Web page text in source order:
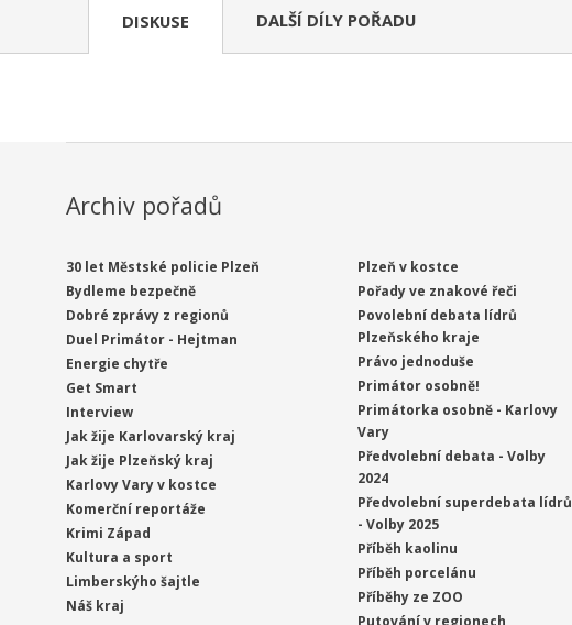
DISKUSE DALŠÍ DÍLY POŘADU
Archiv pořadů
30 let Městské policie Plzeň
Bydleme bezpečně
Dobré zprávy z regionů
Duel Primátor - Hejtman
Energie chytře
Get Smart
Interview
Jak žije Karlovarský kraj
Jak žije Plzeňský kraj
Karlovy Vary v kostce
Komerční reportáže
Krimi Západ
Kultura a sport
Limberskýho šajtle
Náš kraj
Plzeň v kostce
Pořady ve znakové řeči
Povolební debata lídrů
Plzeňského kraje
Právo jednoduše
Primátor osobně!
Primátorka osobně - Karlovy
Vary
Předvolební debata - Volby
2024
Předvolební superdebata lídrů
- Volby 2025
Příběh kaolinu
Příběh porcelánu
Příběhy ze ZOO